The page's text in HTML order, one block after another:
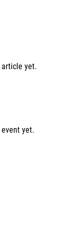
article yet.
yet.